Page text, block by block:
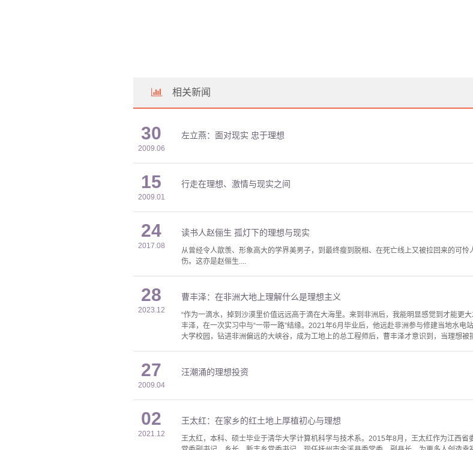
相关新闻
30
2009.06
左立燕：面对现实 忠于理想
15
2009.01
行走在理想、激情与现实之间
24
2017.08
读书人赵俪生 孤灯下的理想与现实
从曾经令人歆羡、形象高大的学界美男子，到最终瘦到脱相、在死亡线上又被拉回来的可
伤。这亦是赵俪生....
28
2023.12
曹丰泽：在非洲大地上理解什么是理想主义
“作为一滴水，掉到沙漠里价值远远高于滴在大海里。来到非洲后，我能明显感觉到才能更
丰泽，在一次实习中与“一带一路”结缘。2021年6月毕业后，他远赴非洲参与修建当地水
大学校园，钻进非洲偏远的大峡谷，成为工地上的总工程师后，曹丰泽才意识到，当理想被
27
2009.04
汪潮涌的理想投资
02
2021.12
王太红：在家乡的红土地上厚植初心与理想
王太红，本科、硕士毕业于清华大学计算机科学与技术系。2015年8月，王太红作为江西